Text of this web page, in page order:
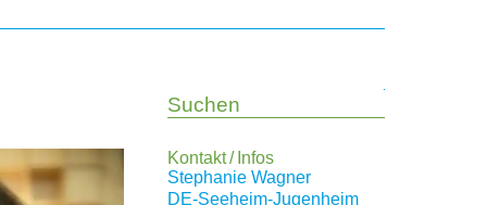
Suchen
Kontakt / Infos
Stephanie Wagner
DE-Seeheim-Jugenheim